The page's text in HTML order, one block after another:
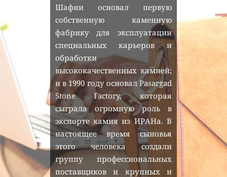
Шафии основал первую
собственную каменную
фабрику для эксплуатации
специальных карьеров и
обработки
высококачественных камней;
и в 1990 году основал Pasargad
Stone Factory, которая
сыграла огромную роль в
экспорте камня из ИРАНа. В
настоящее время сыновья
этого человека создали
группу профессиональных
поставщиков и крупных и